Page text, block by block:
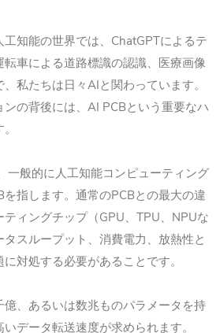
知能の世界では、ChatGPTによるテ
車による道路標識の認識、医療画像
私たちは日々AIと関わっています。
の背後には、AI PCBという重要なハ
一般的に人工知能コンピューティング
指します。通常のPCBとの最大の違
ィングチップ（GPU、TPU、NPUな
スループット、消費電力、放熱性と
対処する必要があることです。
、あるいは数兆ものパラメータを持
データ転送速度が求められます。